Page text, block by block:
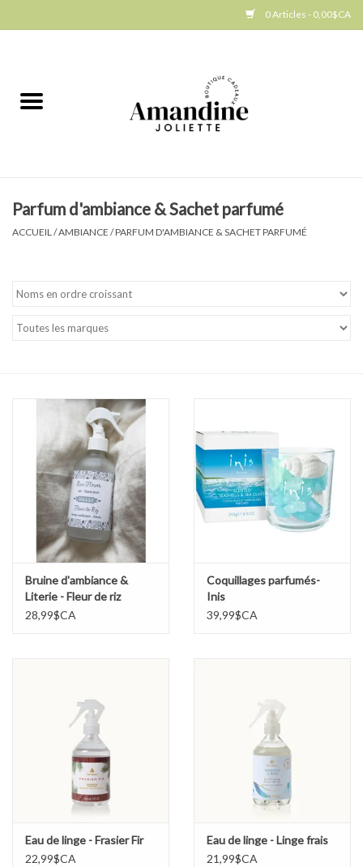
0 Articles - 0,00$CA
Art de la table
Accessoire Mode
Bijoux
Parfumerie
Papeterie
Déco
Parfum d'ambiance & Sachet parfumé
ACCUEIL /AMBIANCE /PARFUM D'AMBIANCE & SACHET PARFUMÉ
Bruine d'ambiance &
Literie - Fleur de riz
28,99$CA
Coquillages parfumés-
Inis
39,99$CA
Eau de linge - Frasier Fir
22,99$CA
Eau de linge - Linge frais
21,99$CA